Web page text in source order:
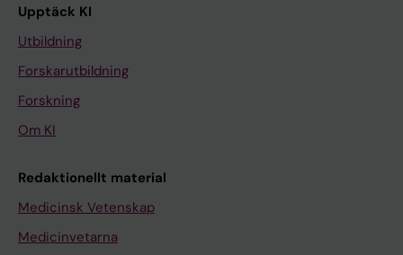
Upptäck KI
Utbildning
Forskarutbildning
Forskning
Om KI
Redaktionellt material
Medicinsk Vetenskap
Medicinvetarna